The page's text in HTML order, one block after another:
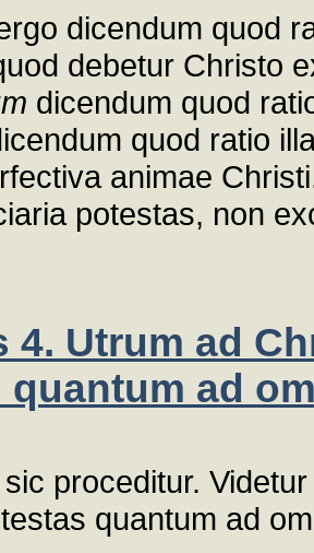
dicendum quod
debetur Christo
dicendum quod
quod ratio
animae
potestas, non
4. Utrum ad
quantum ad
proceditur.
quantum ad